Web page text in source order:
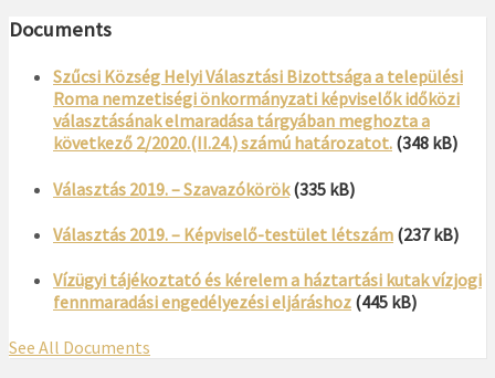
Documents
Szűcsi Község Helyi Választási Bizottsága a települési
Roma nemzetiségi önkormányzati képviselők időközi
választásának elmaradása tárgyában meghozta a
következő 2/2020.(II.24.) számú határozatot. (348 kB)
Választás 2019. – Szavazókörök (335 kB)
Választás 2019. – Képviselő-testület létszám (237 kB)
Vízügyi tájékoztató és kérelem a háztartási kutak vízjogi
fennmaradási engedélyezési eljáráshoz (445 kB)
See All Documents